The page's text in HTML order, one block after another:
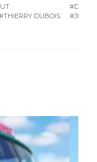
DUBOIS
#JEAN-